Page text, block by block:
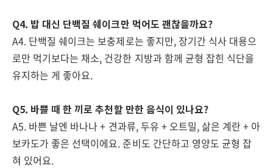
Q4. 밥 대신 단백질 쉐이크만 먹어도 괜찮을까요?
A4. 단백질 쉐이크는 보충제로는 좋지만, 장기간 식사 대용으
로만 먹기보다는 채소, 건강한 지방과 함께 균형 잡힌 식단을
유지하는 게 좋아요.
Q5. 바쁠 때 한 끼로 추천할 만한 음식이 있나요?
A5. 바쁜 날엔 바나나 + 견과류, 두유 + 오트밀, 삶은 계란 + 아
보카도가 좋은 선택이에요. 준비도 간단하고 영양도 균형 잡
혀 있어요.